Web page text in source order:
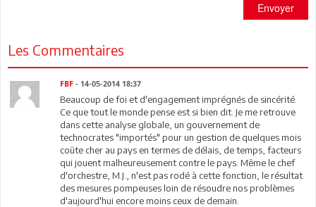
Envoyer
Les Commentaires
FBF - 14-05-2014 18:37
Beaucoup de foi et d'engagement imprégnés de sincérité.
Ce que tout le monde pense est si bien dit. Je me retrouve
dans cette analyse globale, un gouvernement de
technocrates "importés" pour un gestion de quelques mois
coûte cher au pays en termes de délais, de temps, facteurs
qui jouent malheureusement contre le pays. Même le chef
d'orchestre, M.J., n'est pas rodé à cette fonction, le résultat
des mesures pompeuses loin de résoudre nos problèmes
d'aujourd'hui encore moins ceux de demain.